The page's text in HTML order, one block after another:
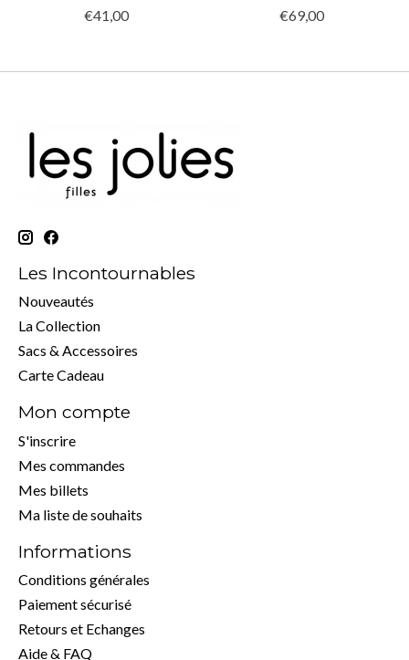
€41,00
€69,00
Les Incontournables
Nouveautés
La Collection
Sacs & Accessoires
Carte Cadeau
Mon compte
S'inscrire
Mes commandes
Mes billets
Ma liste de souhaits
Informations
Conditions générales
Paiement sécurisé
Retours et Echanges
Aide & FAQ